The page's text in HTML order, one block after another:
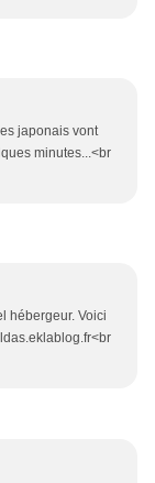
japonais vont
minutes...<br
hébergeur. Voici